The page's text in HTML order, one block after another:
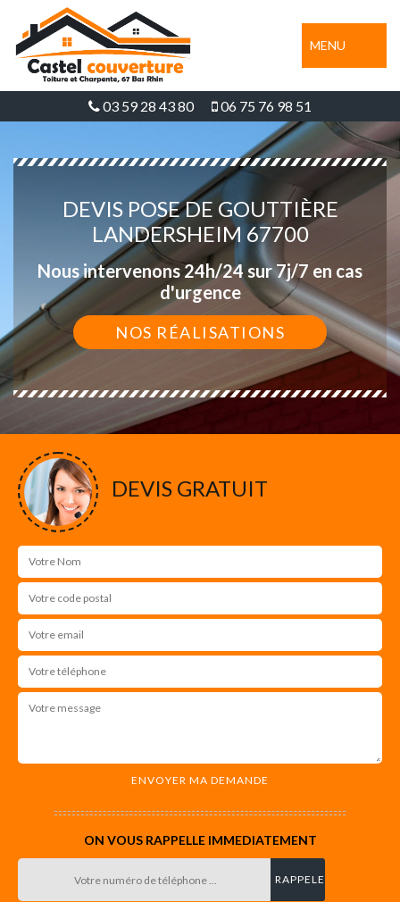
MENU
03 59 28 43 80 06 75 76 98 51
DEVIS POSE DE GOUTTIÈRE
LANDERSHEIM 67700
Nous intervenons 24h/24 sur 7j/7 en cas
d'urgence
NOS RÉALISATIONS
DEVIS GRATUIT
ON VOUS RAPPELLE IMMEDIATEMENT